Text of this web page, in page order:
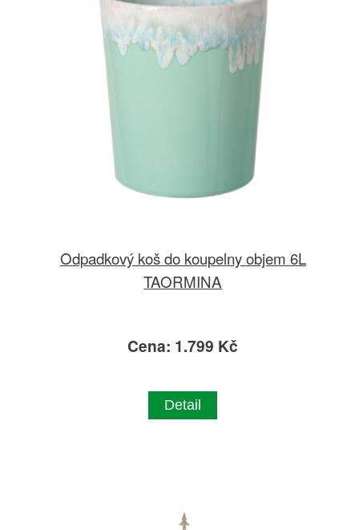
Odpadkový koš do koupelny objem 6L
TAORMINA
Cena: 1.799 Kč
Detail